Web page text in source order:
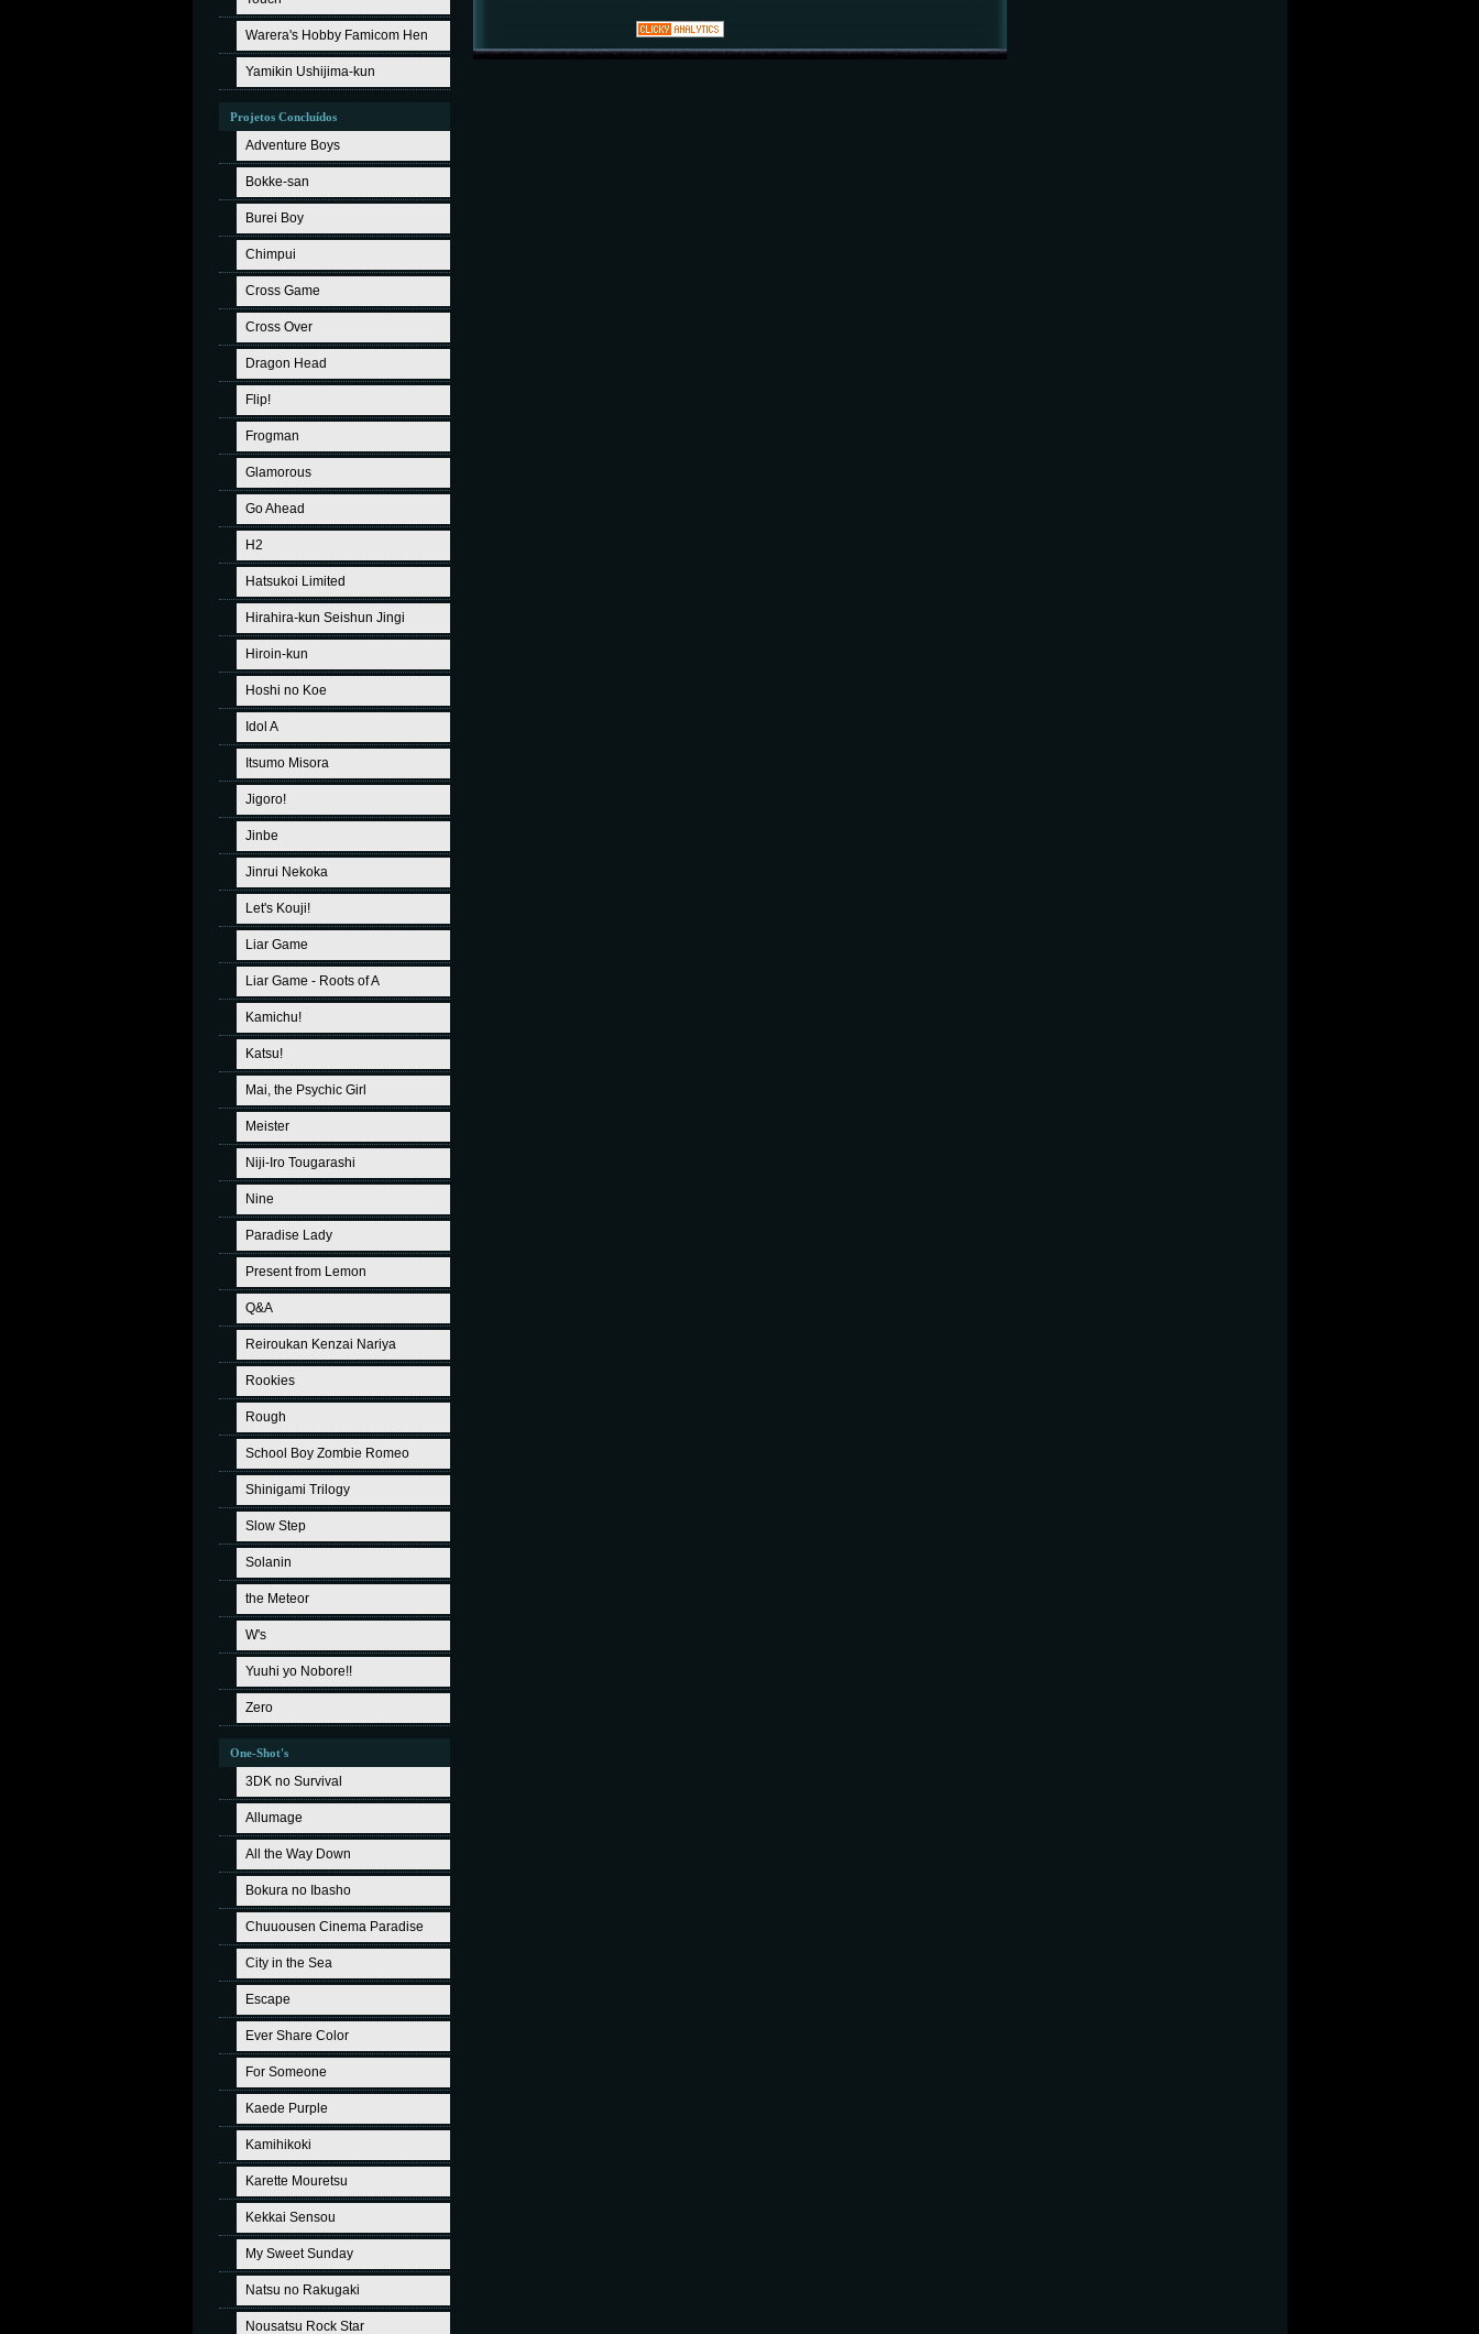
Warera's Hobby Famicom Hen
Yamikin Ushijima-kun
Projetos Concluídos
Adventure Boys
Bokke-san
Burei Boy
Chimpui
Cross Game
Cross Over
Dragon Head
Flip!
Frogman
Glamorous
Go Ahead
H2
Hatsukoi Limited
Hirahira-kun Seishun Jingi
Hiroin-kun
Hoshi no Koe
Idol A
Itsumo Misora
Jigoro!
Jinbe
Jinrui Nekoka
Let's Kouji!
Liar Game
Liar Game - Roots of A
Kamichu!
Katsu!
Mai, the Psychic Girl
Meister
Niji-Iro Tougarashi
Nine
Paradise Lady
Present from Lemon
Q&A
Reiroukan Kenzai Nariya
Rookies
Rough
School Boy Zombie Romeo
Shinigami Trilogy
Slow Step
Solanin
the Meteor
W's
Yuuhi yo Nobore!!
Zero
One-Shot's
3DK no Survival
Allumage
All the Way Down
Bokura no Ibasho
Chuuousen Cinema Paradise
City in the Sea
Escape
Ever Share Color
For Someone
Kaede Purple
Kamihikoki
Karette Mouretsu
Kekkai Sensou
My Sweet Sunday
Natsu no Rakugaki
Nousatsu Rock Star